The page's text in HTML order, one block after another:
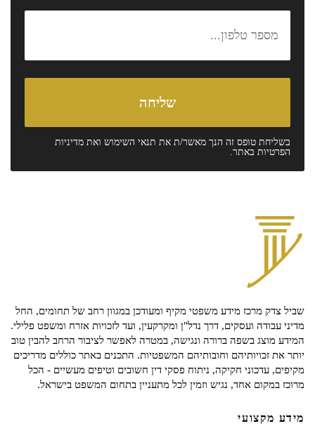
בשליחת טופס זה הנך מאשר/ת את תנאי השימוש ואת מדיניות
הפרטיות באתר.
שביל צדק מרכז מידע משפטי מקיף ומעודכן במגוון רחב של תחומים, החל
מדיני עבודה ועסקים, דרך נדל"ן ומקרקעין, ועד לזכויות אזרח ומשפט פלילי.
המידע מוצג בשפה ברורה ונגישה, במטרה לאפשר לציבור הרחב להבין טוב
יותר את זכויותיהם וחובותיהם המשפטיות. התכנים באתר כוללים מדריכים
מקיפים, עדכוני חקיקה, ניתוח פסקי דין חשובים וטיפים מעשיים - הכל
מרוכז במקום אחד, נגיש וזמין לכל מתעניין בתחום המשפט בישראל.
מידע מקצועי